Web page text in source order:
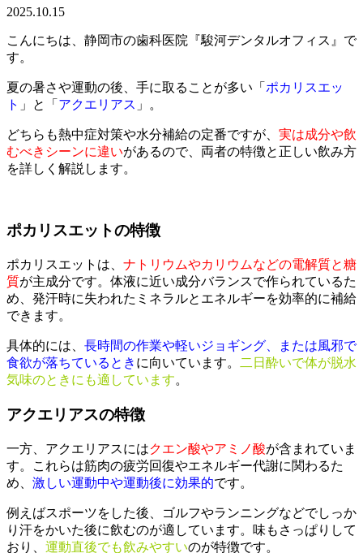
2025.10.15
こんにちは、静岡市の歯科医院『駿河デンタルオフィス』で
す。
夏の暑さや運動の後、手に取ることが多い「 ポカリスエッ
ト 」と「 アクエリアス 」。
どちらも熱中症対策や水分補給の定番ですが、 実は成分や飲
むべきシーンに違いがあるので、両者の特徴と正しい飲み方
を詳しく解説します。
ポカリスエットの特徴
ポカリスエットは、 ナトリウムやカリウムなどの電解質と糖
質が主成分です。体液に近い成分バランスで作られているた
め、発汗時に失われたミネラルとエネルギーを効率的に補給
できます。
具体的には、 長時間の作業や軽いジョギング、または風邪で
食欲が落ちているとき に向いています。
二日酔いで体が脱水
気味のときにも適しています。
アクエリアスの特徴
一方、アクエリアスにはクエン酸やアミノ酸が含まれていま
す。これらは筋肉の疲労回復やエネルギー代謝に関わるた
め、 激しい運動中や運動後に効果的です。
例えばスポーツをした後、ゴルフやランニングなどでしっか
り汗をかいた後に飲むのが適しています。味もさっぱりして
おり、 運動直後でも飲みやすいのが特徴です。